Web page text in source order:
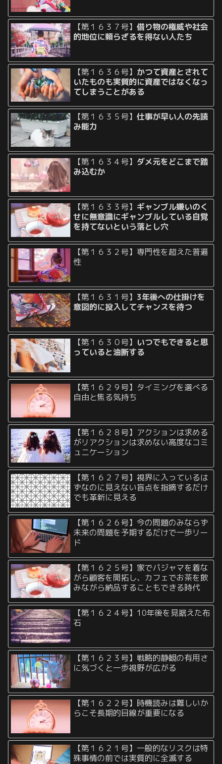
【第１６３７号】借り物の権威や社会
的地位に頼らざるを得ない人たち
【第１６３６号】 かつて資産とされて
いたものも実質的に資産ではなくなっ
てしまうことがある
【第１６３５号】仕事が早い人の先読
み能力
【第１６３４号】 ダメ元をどこまで踏
み込むか
【第１６３３号】 ギャンブル嫌いのく
せに無意識にギャンブルしている自覚
を持てないという落とし穴
【第１６３２号】専門性を超えた普遍
性
【第１６３１号】 3年後への仕掛けを
意図的に投入してチャンスを待つ
【第１６３０号】 いつでもできると思
っていると油断する
【第１６２９号】タイミングを選べる
自由と焦る気持ち
【第１６２８号】アクションは求める
がリアクションは求めない高度なコミ
ュニケーション
【第１６２７号】視界に入っているは
ずなのに見えない盲点を指摘するだけ
でも革新に見える
【第１６２６号】今の問題のみならず
未来の問題を予期するだけで一歩リー
ド
【第１６２５号】家でパジャマを着な
がら顧客を開拓し、カフェでお茶を飲
みながら納品することもできる時代
【第１６２４号】10年後を見据えた布
石
【第１６２３号】戦略的静観の有用さ
に気づくと一歩視野が広がる
【第１６２２号】時機読みは難しいか
らこそ長期的目線が重要になる
【第１６２１号】一般的なリスクは特
殊事情の前では実質的に全滅する